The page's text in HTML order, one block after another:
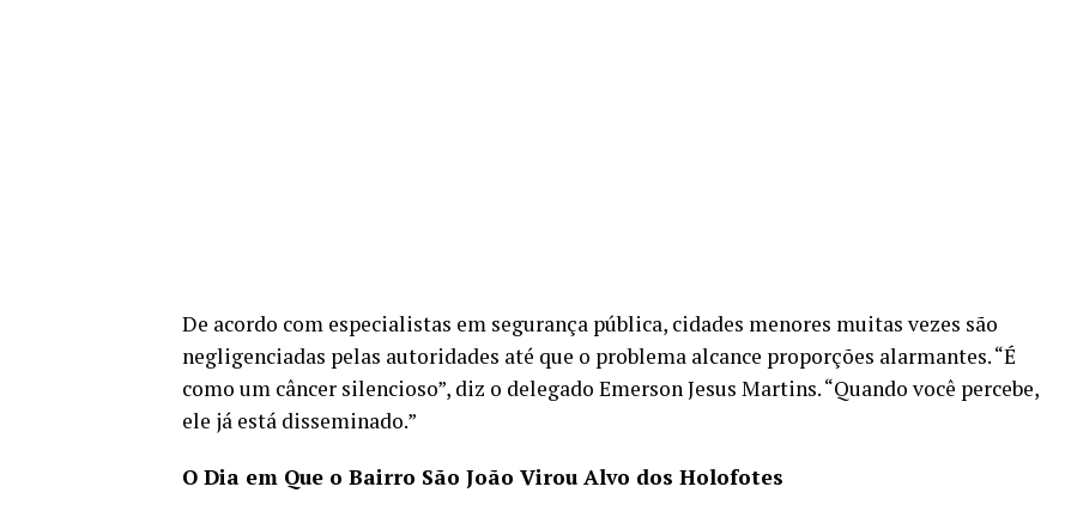
De acordo com especialistas em segurança pública, cidades menores muitas vezes são
negligenciadas pelas autoridades até que o problema alcance proporções alarmantes. “É
como um câncer silencioso”, diz o delegado Emerson Jesus Martins. “Quando você percebe,
ele já está disseminado.”
O Dia em Que o Bairro São João Virou Alvo dos Holofotes